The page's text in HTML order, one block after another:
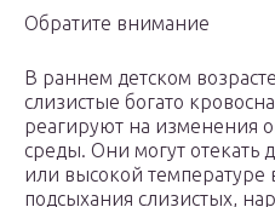
Обратите внимание
В раннем детском
слизистые богато
реагируют на
среды. Они могут отекать
или высокой температуре
подсыхания слизистых,